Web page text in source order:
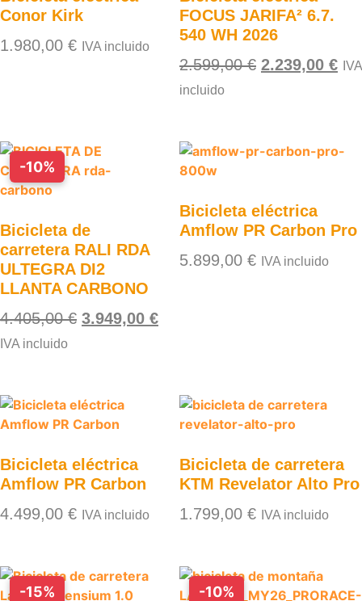
Conor Kirk
1.980,00 € IVA incluido
FOCUS JARIFA² 6.7.
540 WH 2026
2.599,00€ 2.239,00 € IVA
incluido
-10%
Bicicleta de
carretera RALI RDA
ULTEGRA DI2
LLANTA CARBONO
4.405,00€ 3.949,00 €
IVA incluido
Bicicleta eléctrica
Amflow PR Carbon Pro
5.899,00 € IVA incluido
Bicicleta eléctrica
Amflow PR Carbon
4.499,00 € IVA incluido
Bicicleta de carretera
KTM Revelator Alto Pro
1.799,00 € IVA incluido
-15% -10%